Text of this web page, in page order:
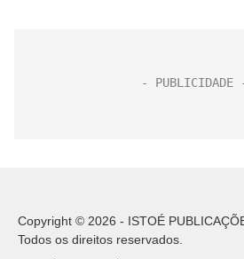
Copyright © 2026 - ISTOÉ
Todos os direitos reservados.